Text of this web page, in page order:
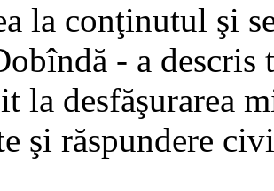
la conţinutul şi
- a descris
la desfăşurarea
şi răspundere